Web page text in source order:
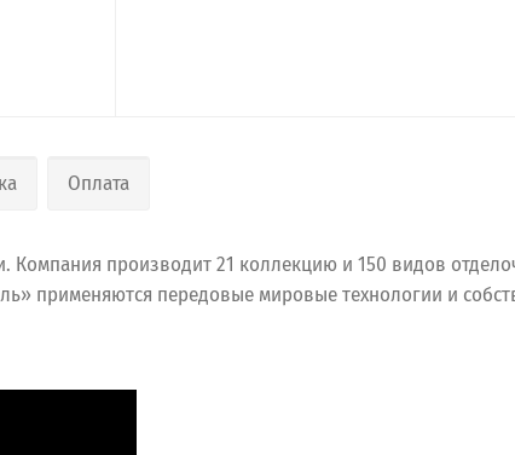
Оплата
Компания производит 21 коллекцию и 150 видов
применяются передовые мировые технологии и